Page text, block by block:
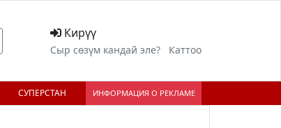
Кирүү
Сыр сөзүм кандай эле? Каттоо
СУПЕРСТАН ИНФОРМАЦИЯ О РЕКЛАМЕ